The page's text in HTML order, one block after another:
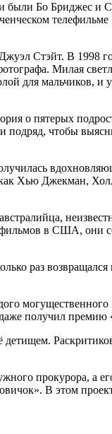
были Бо Бриджес и
Стэйт. В 1998
Милая
для мальчиков, и
о пятерых
подряд, чтобы
как Хью Джекман,
австралийца,
в США, они
раз
получил
прокурора, а
В этом